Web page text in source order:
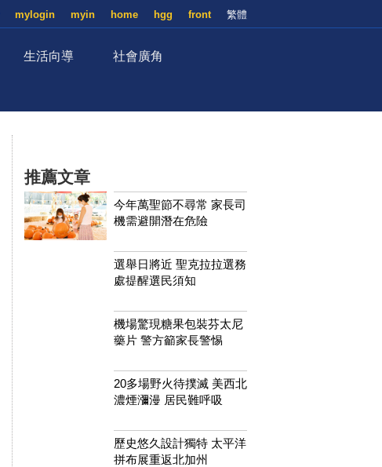
繁體
front
hgg
home
myin
mylogin
生活向導 社會廣角
推薦文章
今年萬聖節不尋常 家長司
機需避開潛在危險
選舉日將近 聖克拉拉選務
處提醒選民須知
機場驚現糖果包裝芬太尼
藥片 警方籲家長警惕
20多場野火待撲滅 美西北
濃煙瀰漫 居民難呼吸
歷史悠久設計獨特 太平洋
拼布展重返北加州